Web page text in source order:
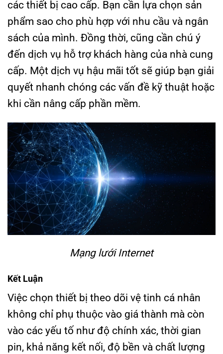
các thiết bị cao cấp. Bạn cần lựa chọn sản
phẩm sao cho phù hợp với nhu cầu và ngân
sách của mình. Đồng thời, cũng cần chú ý
đến dịch vụ hỗ trợ khách hàng của nhà cung
cấp. Một dịch vụ hậu mãi tốt sẽ giúp bạn giải
quyết nhanh chóng các vấn đề kỹ thuật hoặc
khi cần nâng cấp phần mềm.
Mạng lưới Internet
Kết Luận
Việc chọn thiết bị theo dõi vệ tinh cá nhân
không chỉ phụ thuộc vào giá thành mà còn
vào các yếu tố như độ chính xác, thời gian
pin, khả năng kết nối, độ bền và chất lượng